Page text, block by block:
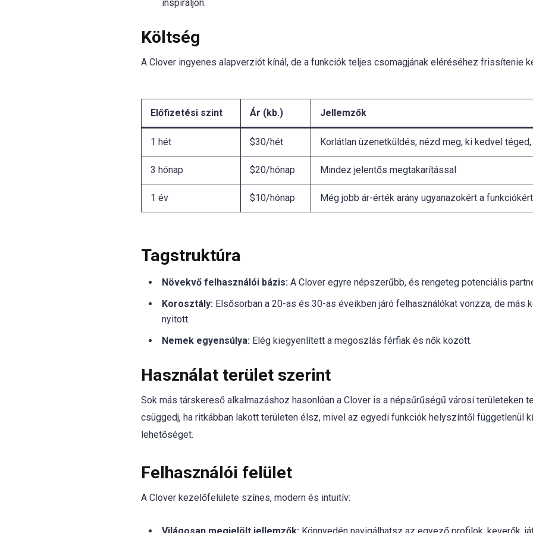
inspiráljon.
Költség
A Clover ingyenes alapverziót kínál, de a funkciók teljes csomagjának eléréséhez frissítenie
Előfizetési szint Ár (kb.) Jellemzők
1 hét $30/hét Korlátlan üzenetküldés, nézd meg, ki kedvel
3 hónap $20/hónap Mindez jelentős megtakarítással
1 év $10/hónap Még jobb ár-érték arány ugyanazokért a funkciókért
Tagstruktúra
Növekvő felhasználói bázis: A Clover egyre népszerűbb, és rengeteg potenciális
Korosztály: Elsősorban a 20-as és 30-as éveikben járó felhasználókat vonzza, de más
nyitott.
Nemek egyensúlya: Elég kiegyenlített a megoszlás férfiak és nők között.
Használat terület szerint
Sok más társkereső alkalmazáshoz hasonlóan a Clover is a népsűrűségű városi területeken
csüggedj, ha ritkábban lakott területen élsz, mivel az egyedi funkciók helyszíntől függetlenül
lehetőséget.
Felhasználói felület
A Clover kezelőfelülete színes, modern és intuitív:
Világosan megjelölt jellemzők: Könnyedén navigálhatsz az egyező profilok, keverők,